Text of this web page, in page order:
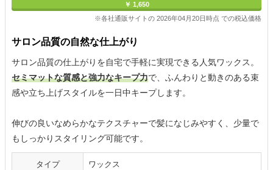
￥ 1,650
※各社通販サイトの 2026年04月20日時点 での税込価格
サロン品質の自然な仕上がり
サロン品質の仕上がりを自宅で手軽に実現できる人気ワックス。
セミマットな質感と強力なキープ力で、ふんわりと動きのある束
感や立ち上げスタイルを一日中キープします。
伸びの良いなめらかなテクスチャーで髪になじみやすく、少量で
もしっかりスタイリング可能です。
タイプ ワックス